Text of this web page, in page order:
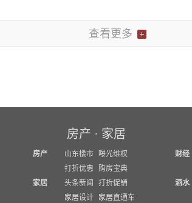
查看更多
房产 · 家居
房产 山东楼市
曝光维权
打折优惠
购房宝典
家居
头条新闻
打折促销
家居设计
家居直通车
财经
酒水